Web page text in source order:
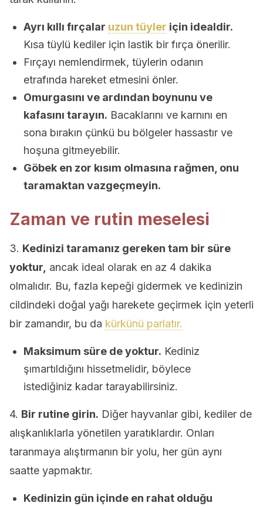
Ayrı kıllı fırçalar uzun tüyler için idealdir.
Kısa tüylü kediler için lastik bir fırça önerilir.
Fırçayı nemlendirmek, tüylerin odanın
etrafında hareket etmesini önler.
Omurgasını ve ardından boynunu ve
kafasını tarayın. Bacaklarını ve karnını en
sona bırakın çünkü bu bölgeler hassastır ve
hoşuna gitmeyebilir.
Göbek en zor kısım olmasına rağmen, onu
taramaktan vazgeçmeyin.
Zaman ve rutin meselesi
3. Kedinizi taramanız gereken tam bir süre
yoktur, ancak ideal olarak en az 4 dakika
olmalıdır. Bu, fazla kepeği gidermek ve kedinizin
cildindeki doğal yağı harekete geçirmek için yeterli
bir zamandır, bu da kürkünü parlatır.
Maksimum süre de yoktur. Kediniz
şımartıldığını hissetmelidir, böylece
istediğiniz kadar tarayabilirsiniz.
4. Bir rutine girin. Diğer hayvanlar gibi, kediler de
alışkanlıklarla yönetilen yaratıklardır. Onları
taranmaya alıştırmanın bir yolu, her gün aynı
saatte yapmaktır.
Kedinizin gün içinde en rahat olduğu